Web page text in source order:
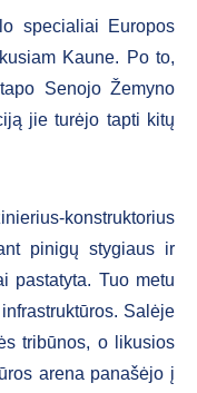
specialiai Europos
Kaune. Po to,
Senojo Žemyno
jie turėjo tapti kitų
konstruktorius
pinigų stygiaus ir
pastatyta. Tuo metu
Salėje
tribūnos, o likusios
arena panašėjo į